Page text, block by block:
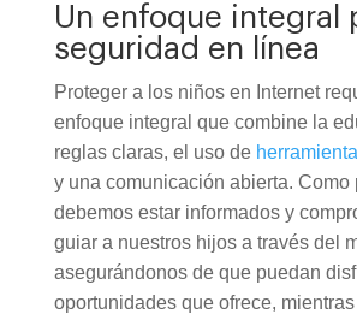
Un enfoque integral
seguridad en línea
Proteger a los niños en Internet
enfoque integral que combine la
reglas claras, el uso de
y una comunicación abierta. Como
debemos estar informados y
guiar a nuestros hijos a través del
asegurándonos de que puedan
oportunidades que ofrece,